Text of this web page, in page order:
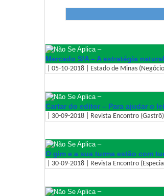
–
Mercado S/A – A estratégia
| 05-10-2018 | Estado de Minas
–
Cartar do editor – Para ajudar o
| 30-09-2018 | Revista Encontro
–
O gim e a sua turma estão com
| 30-09-2018 | Revista Encontro
–